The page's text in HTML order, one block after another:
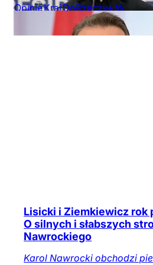
OpinieKrajDoRzeczy+W
Tylko na
DoRzeczy.pl
Lisicki i Ziemkiewicz rok
O silnych i słabszych
Nawrockiego
Karol Nawrocki obchodzi